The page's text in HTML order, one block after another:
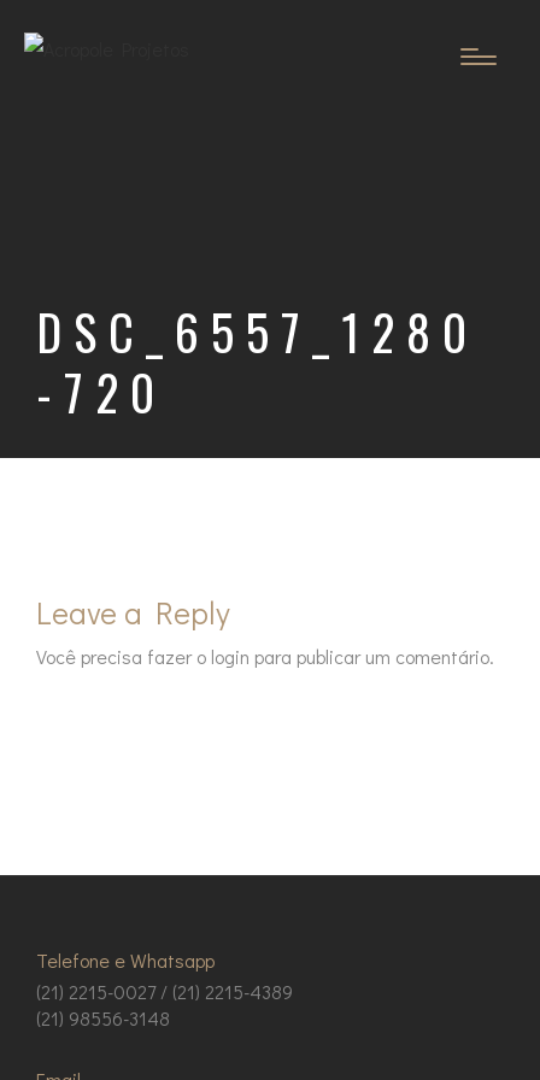
DSC_6557_1280
-720
Leave a Reply
Você precisa fazer o login para publicar um comentário.
Telefone e Whatsapp
(21) 2215-0027 / (21) 2215-4389
(21) 98556-3148